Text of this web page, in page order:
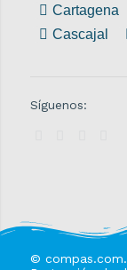
Cartagena
Cascajal
Síguenos:
©